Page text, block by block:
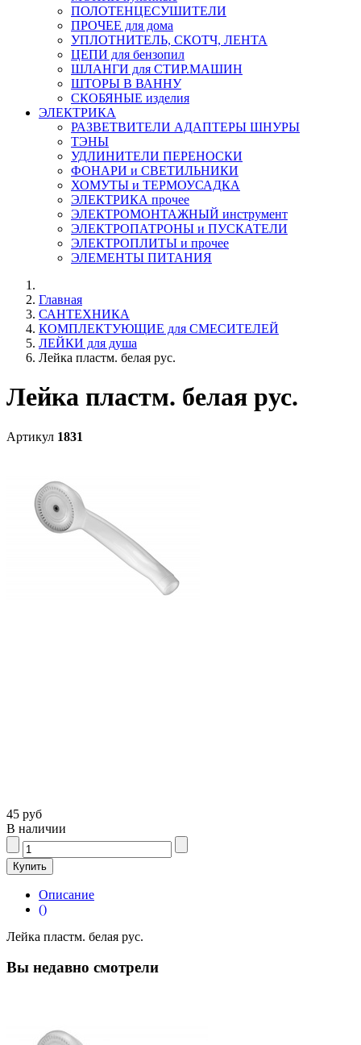
ПОЛОТЕНЦЕСУШИТЕЛИ
ПРОЧЕЕ для дома
УПЛОТНИТЕЛЬ, СКОТЧ, ЛЕНТА
ЦЕПИ для бензопил
ШЛАНГИ для СТИР.МАШИН
ШТОРЫ В ВАННУ
СКОБЯНЫЕ изделия
ЭЛЕКТРИКА
РАЗВЕТВИТЕЛИ АДАПТЕРЫ ШНУРЫ
ТЭНЫ
УДЛИНИТЕЛИ ПЕРЕНОСКИ
ФОНАРИ и СВЕТИЛЬНИКИ
ХОМУТЫ и ТЕРМОУСАДКА
ЭЛЕКТРИКА прочее
ЭЛЕКТРОМОНТАЖНЫЙ инструмент
ЭЛЕКТРОПАТРОНЫ и ПУСКАТЕЛИ
ЭЛЕКТРОПЛИТЫ и прочее
ЭЛЕМЕНТЫ ПИТАНИЯ
Главная
САНТЕХНИКА
КОМПЛЕКТУЮЩИЕ для СМЕСИТЕЛЕЙ
ЛЕЙКИ для душа
Лейка пластм. белая рус.
Лейка пластм. белая рус.
Артикул 1831
45 руб
В наличии
Описание
()
Лейка пластм. белая рус.
Вы недавно смотрели